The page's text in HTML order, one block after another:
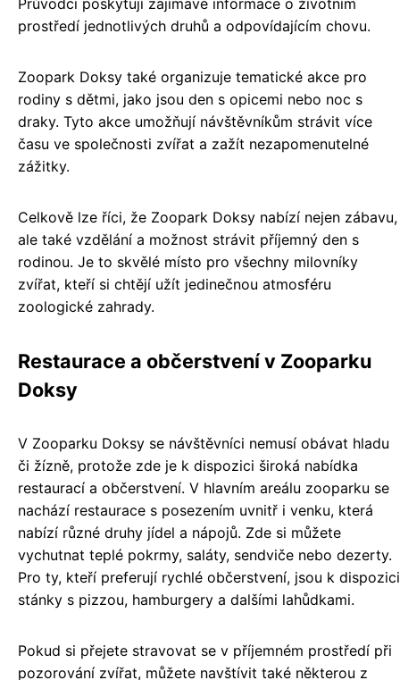
Průvodci poskytují zajímavé informace o životním
prostředí jednotlivých druhů a odpovídajícím chovu.
Zoopark Doksy také organizuje tematické akce pro
rodiny s dětmi, jako jsou den s opicemi nebo noc s
draky. Tyto akce umožňují návštěvníkům strávit více
času ve společnosti zvířat a zažít nezapomenutelné
zážitky.
Celkově lze říci, že Zoopark Doksy nabízí nejen zábavu,
ale také vzdělání a možnost strávit příjemný den s
rodinou. Je to skvělé místo pro všechny milovníky
zvířat, kteří si chtějí užít jedinečnou atmosféru
zoologické zahrady.
Restaurace a občerstvení v Zooparku
Doksy
V Zooparku Doksy se návštěvníci nemusí obávat hladu
či žízně, protože zde je k dispozici široká nabídka
restaurací a občerstvení. V hlavním areálu zooparku se
nachází restaurace s posezením uvnitř i venku, která
nabízí různé druhy jídel a nápojů. Zde si můžete
vychutnat teplé pokrmy, saláty, sendviče nebo dezerty.
Pro ty, kteří preferují rychlé občerstvení, jsou k dispozici
stánky s pizzou, hamburgery a dalšími lahůdkami.
Pokud si přejete stravovat se v příjemném prostředí při
pozorování zvířat, můžete navštívit také některou z